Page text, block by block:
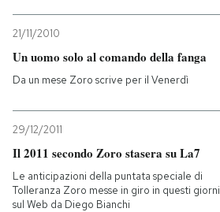
21/11/2010
Un uomo solo al comando della fanga
Da un mese Zoro scrive per il Venerdì
29/12/2011
Il 2011 secondo Zoro stasera su La7
Le anticipazioni della puntata speciale di
Tolleranza Zoro messe in giro in questi giorni
sul Web da Diego Bianchi